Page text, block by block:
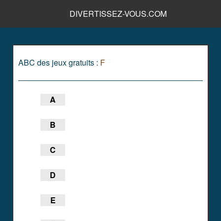
DIVERTISSEZ-VOUS.COM
ABC des jeux gratuits : F
A
B
C
D
E